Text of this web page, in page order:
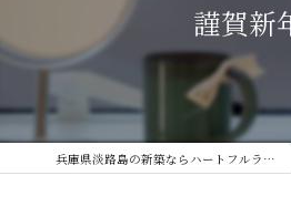
謹賀新
兵庫県淡路島の新築ならハートフルライフ